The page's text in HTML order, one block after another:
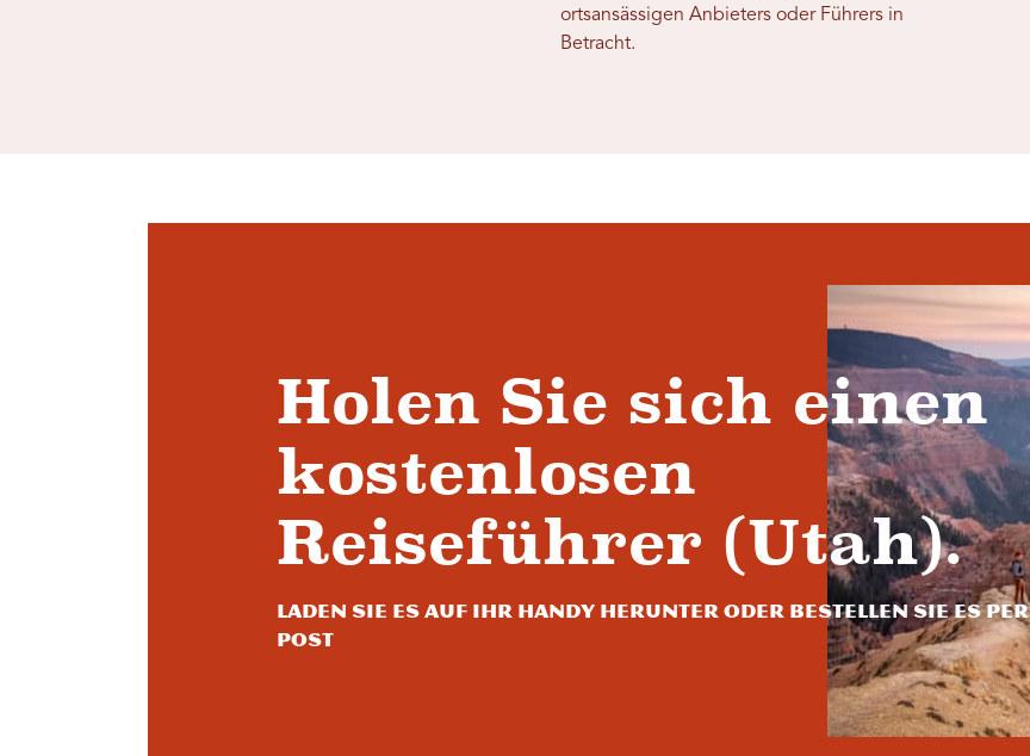
ortsansässigen Anbieters oder Führers in
Betracht.
Holen Sie sich einen
kostenlosen
Reiseführer (Utah).
Laden Sie es auf Ihr Handy herunter oder bestellen Sie es per
Post